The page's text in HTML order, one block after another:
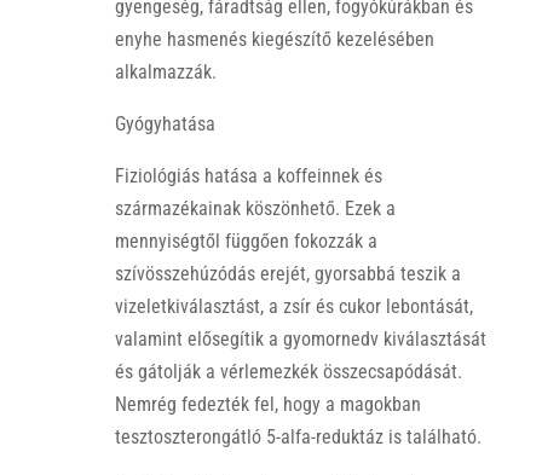
gyengeség, fáradtság ellen, fogyókúrákban és
enyhe hasmenés kiegészítő kezelésében
alkalmazzák.
Gyógyhatása
Fiziológiás hatása a koffeinnek és
származékainak köszönhető. Ezek a
mennyiségtől függően fokozzák a
szívösszehúzódás erejét, gyorsabbá teszik a
vizeletkiválasztást, a zsír és cukor lebontását,
valamint elősegítik a gyomornedv kiválasztását
és gátolják a vérlemezkék összecsapódását.
Nemrég fedezték fel, hogy a magokban
tesztoszterongátló 5-alfa-reduktáz is található.